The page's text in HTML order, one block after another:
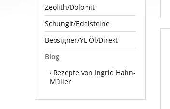
Zeolith/Dolomit
Schungit/Edelsteine
Beosigner/YL Öl/Direkt
Blog
Rezepte von Ingrid Hahn-
Müller